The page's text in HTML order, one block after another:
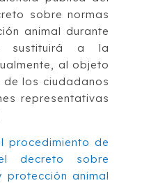
sobre normas
animal durante
sustituirá a la
al objeto
los ciudadanos
representativas
procedimiento de
decreto sobre
animal